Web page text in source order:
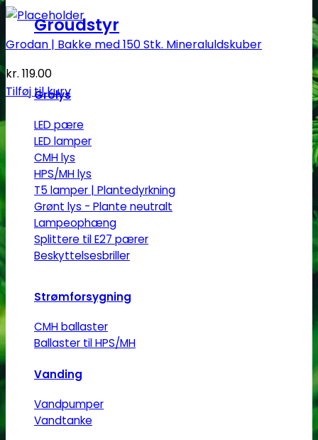
Groudstyr
Grolys
LED pære
LED lamper
CMH lys
HPS/MH lys
T5 lamper | Plantedyrkning
Grønt lys - Plante neutralt
Lampeophæng
Splittere til E27 pærer
Beskyttelsesbriller
Strømforsygning
CMH ballaster
Ballaster til HPS/MH
Vanding
Vandpumper
Vandtanke
Grodan | Bakke med 150 Stk. Mineraluldskuber
kr. 119.00
Tilføj til kurv